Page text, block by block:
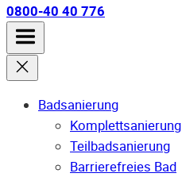
0800-40 40 776
Badsanierung
Komplettsanierung
Teilbadsanierung
Barrierefreies Bad